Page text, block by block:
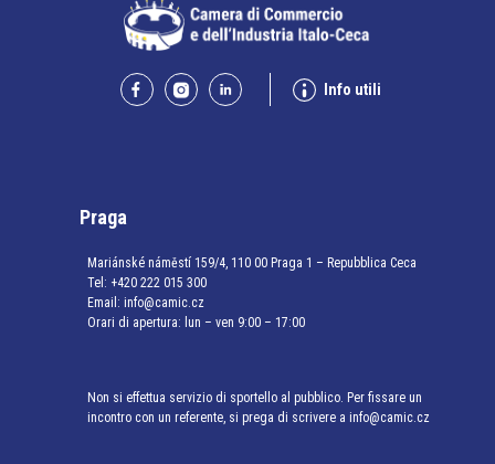
Info utili
Praga
Mariánské náměstí 159/4, 110 00 Praga 1 – Repubblica Ceca
Tel: +420 222 015 300
Email: info@camic.cz
Orari di apertura: lun – ven 9:00 – 17:00
Non si effettua servizio di sportello al pubblico. Per fissare un
incontro con un referente, si prega di scrivere a info@camic.cz